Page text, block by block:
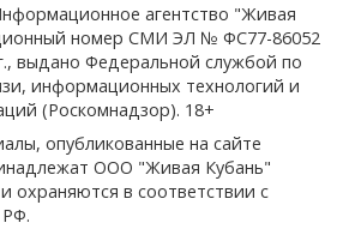
агентство "Живая
номер СМИ ЭЛ № ФС77-86052
выдано Федеральной службой по
информационных технологий и
(Роскомнадзор). 18+
опубликованные на сайте
ООО "Живая Кубань"
охраняются в соответствии с